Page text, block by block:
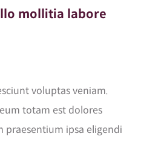
mollitia labore
voluptas veniam.
totam est dolores
praesentium ipsa eligendi